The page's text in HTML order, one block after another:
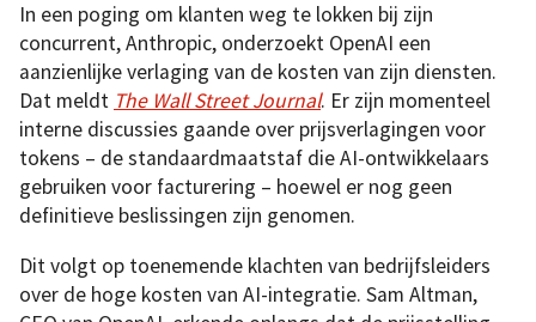
In een poging om klanten weg te lokken bij zijn
concurrent, Anthropic, onderzoekt OpenAI een
aanzienlijke verlaging van de kosten van zijn diensten.
Dat meldt The Wall Street Journal. Er zijn momenteel
interne discussies gaande over prijsverlagingen voor
tokens – de standaardmaatstaf die AI-ontwikkelaars
gebruiken voor facturering – hoewel er nog geen
definitieve beslissingen zijn genomen.
Dit volgt op toenemende klachten van bedrijfsleiders
over de hoge kosten van AI-integratie. Sam Altman,